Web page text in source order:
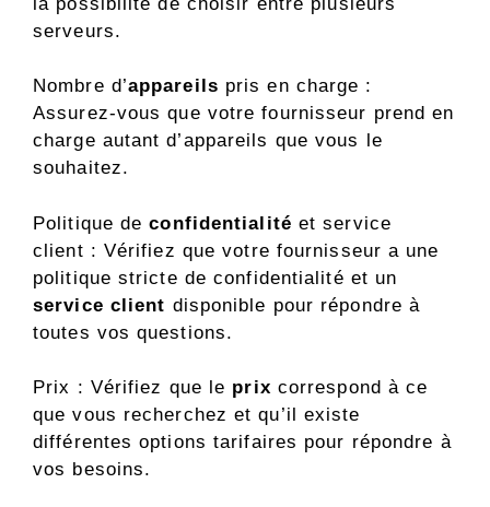
serveurs.
Nombre d’appareils pris en charge :
Assurez-vous que votre fournisseur prend en
charge autant d’appareils que vous le
souhaitez.
Politique deconfidentialité et service
client : Vérifiez que votre fournisseur a une
politique stricte de confidentialité et un
service client disponible pour répondre à
toutes vos questions.
Prix : Vérifiez que le prix correspond à ce
que vous recherchez et qu’il existe
différentes options tarifaires pour répondre à
vos besoins.